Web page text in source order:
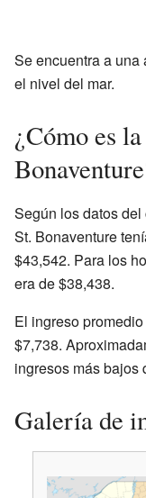
Se encuentra a una
el nivel del mar.
¿Cómo es
Según los datos
St. Bonaventure
$43,542. Para los
era de $38,438.
El ingreso
$7,738.
ingresos más bajos
Galería de